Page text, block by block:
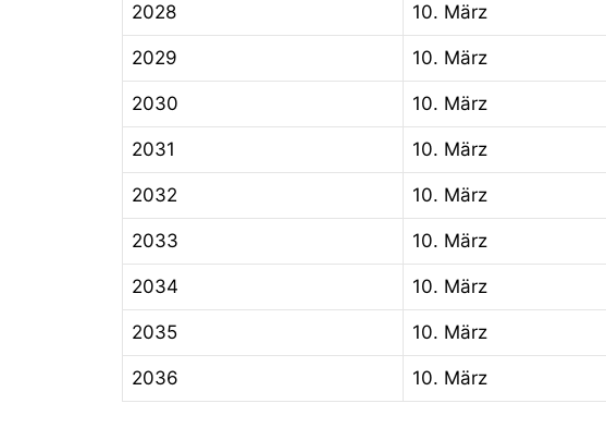
2028 10. März
2029 10. März
2030 10. März
2031 10. März
2032 10. März
2033 10. März
2034 10. März
2035 10. März
2036 10. März